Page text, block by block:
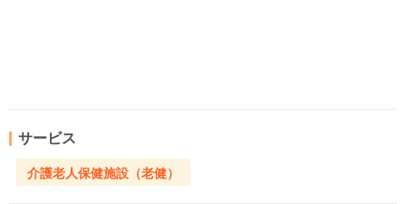
サービス
介護老人保健施設（老健）